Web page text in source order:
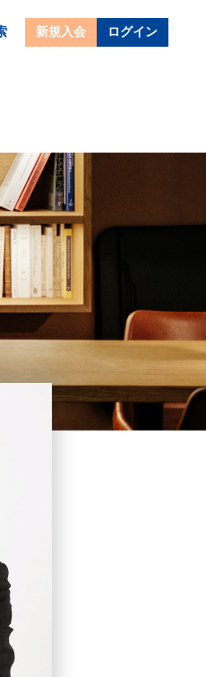
新規入会 ログイン